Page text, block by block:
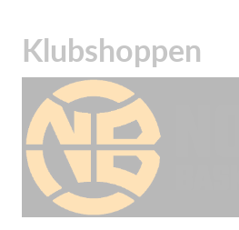
Klubshoppen